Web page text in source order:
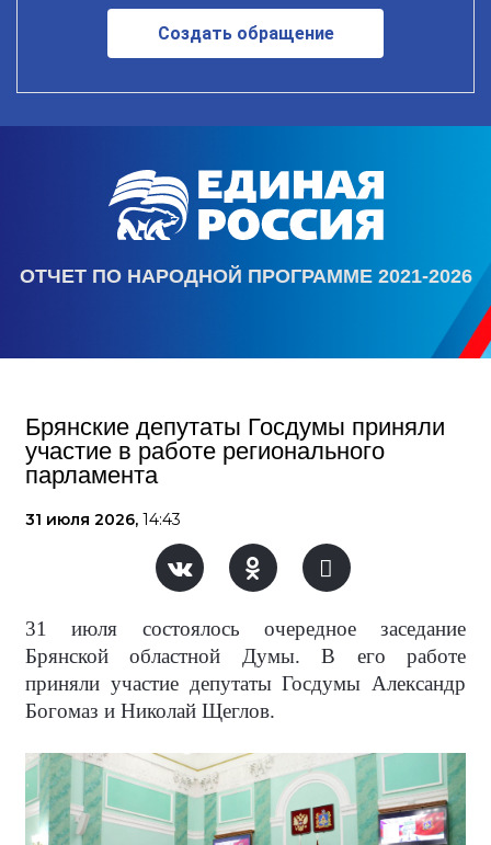
Создать обращение
ОТЧЕТ ПО НАРОДНОЙ ПРОГРАММЕ 2021-2026
Брянские депутаты Госдумы приняли
участие в работе регионального
парламента
31 июля 2026, 14:43
31 июля состоялось очередное заседание
Брянской областной Думы. В его работе
приняли участие депутаты Госдумы Александр
Богомаз и Николай Щеглов.